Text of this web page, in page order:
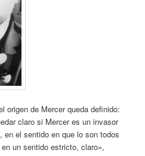
origen de Mercer queda definido:
claro si Mercer es un invasor
en el sentido en que lo son todos
un sentido estricto, claro»,